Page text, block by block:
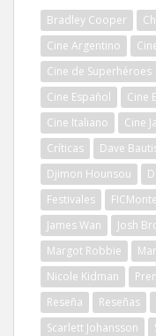
Bradley Cooper
Cine Argentino
Cine de Superhéroes
Cine Español
Cine
Cine Italiano
Cine
Críticas
Dave
Djimon Hounsou
Festivales
James Wan
Josh
Margot Robbie
Nicole Kidman
Reseña
Reseñas
Scarlett Johansson